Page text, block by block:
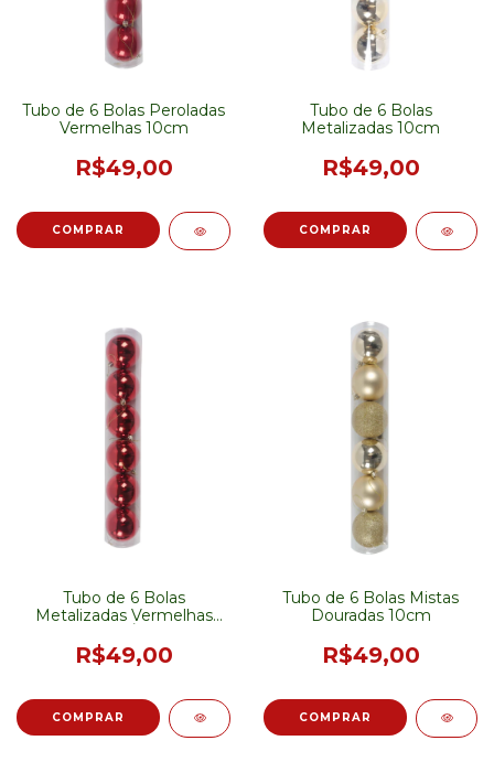
Tubo de 6 Bolas Peroladas
Vermelhas 10cm
R$49,00
Tubo de 6 Bolas
Metalizadas 10cm
R$49,00
Tubo de 6 Bolas
Metalizadas Vermelhas
R$49,00
Tubo de 6 Bolas Mistas
Douradas 10cm
R$49,00